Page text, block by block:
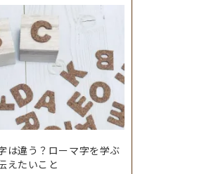
は違う？ローマ字を学ぶ
えたいこと